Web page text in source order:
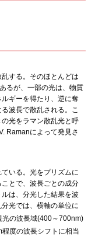
する。そのほとんどは
るが、一部の光は、物質
ギーを得たり、逆に奪
波長で散乱される。こ
光をラマン散乱光と呼
Ramanによって発見さ
いる。光をプリズムに
とで、波長ごとの成分
は、分光した結果を波
光では、横軸の単位に
光の波長域(400～700nm)
度の波長シフトに相当